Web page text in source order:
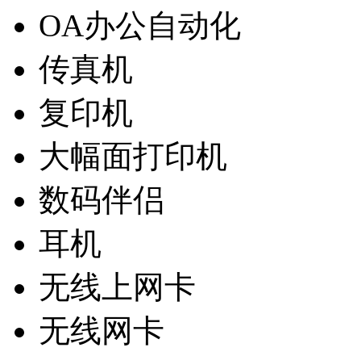
OA办公自动化
传真机
复印机
大幅面打印机
数码伴侣
耳机
无线上网卡
无线网卡